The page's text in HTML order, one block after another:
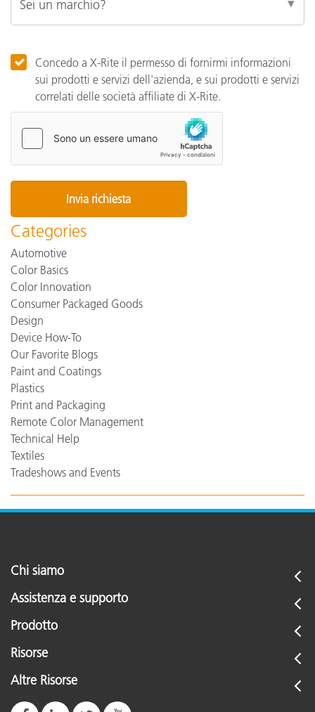
Concedo a X-Rite il permesso di fornirmi informazioni
sui prodotti e servizi dell'azienda, e sui prodotti e servizi
correlati delle società affiliate di X-Rite.
Categories
Automotive
Color Basics
Color Innovation
Consumer Packaged Goods
Design
Device How-To
Our Favorite Blogs
Paint and Coatings
Plastics
Print and Packaging
Remote Color Management
Technical Help
Textiles
Tradeshows and Events
Chi siamo
Assistenza e supporto
Prodotto
Risorse
Altre Risorse